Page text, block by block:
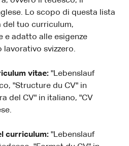
Lo scopo di questa lista
del tuo curriculum,
e adatto alle esigenze
svizzero.
vitae: "Lebenslauf
"Structure du CV" in
del CV" in italiano, "CV
curriculum: "Lebenslauf